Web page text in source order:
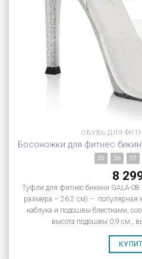
ОБУВЬ ДЛЯ
Босоножки для фитнес
35 36 37
8
Туфли для фитнес бикини GALA-
размера – 26.2 см) – популярная
каблука и подошвы блестками,
высота подошвы 0,9 см.,